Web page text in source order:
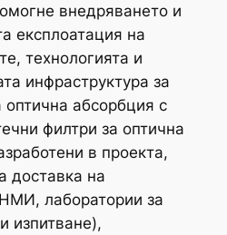
внедряването и
експлоатация на
технологията и
инфраструктура за
абсорбция с
филтри за оптична
в проекта,
доставка на
лаборатории за
изпитване),